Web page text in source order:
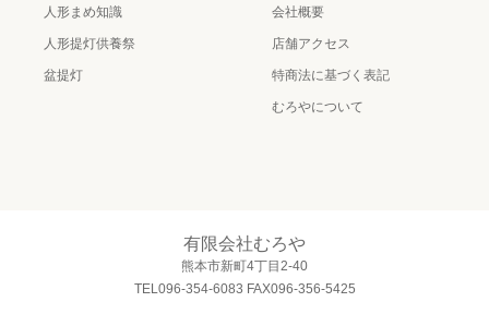
人形まめ知識
人形提灯供養祭
盆提灯
会社概要
店舗アクセス
特商法に基づく表記
むろやについて
有限会社むろや
熊本市新町4丁目2-40
TEL096-354-6083 FAX096-356-5425